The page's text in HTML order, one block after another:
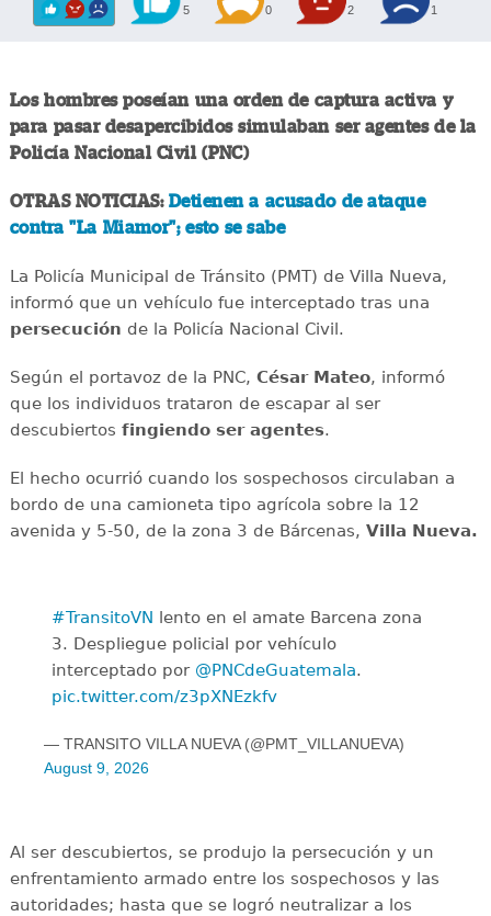
5 0 2 1
Los hombres poseían una orden de captura activa y
para pasar desapercibidos simulaban ser agentes de la
Policía Nacional Civil (PNC)
OTRAS NOTICIAS: Detienen a acusado de ataque
contra "La Miamor"; esto se sabe
La Policía Municipal de Tránsito (PMT) de Villa Nueva,
informó que un vehículo fue interceptado tras una
persecución de la Policía Nacional Civil.
Según el portavoz de la PNC, César Mateo, informó
que los individuos trataron de escapar al ser
descubiertos fingiendo ser agentes.
El hecho ocurrió cuando los sospechosos circulaban a
bordo de una camioneta tipo agrícola sobre la 12
avenida y 5-50, de la zona 3 de Bárcenas, Villa Nueva.
#TransitoVN lento en el amate Barcena zona
3. Despliegue policial por vehículo
interceptado por @PNCdeGuatemala.
pic.twitter.com/z3pXNEzkfv
— TRANSITO VILLA NUEVA (@PMT_VILLANUEVA)
August 9, 2026
Al ser descubiertos, se produjo la persecución y un
enfrentamiento armado entre los sospechosos y las
autoridades; hasta que se logró neutralizar a los